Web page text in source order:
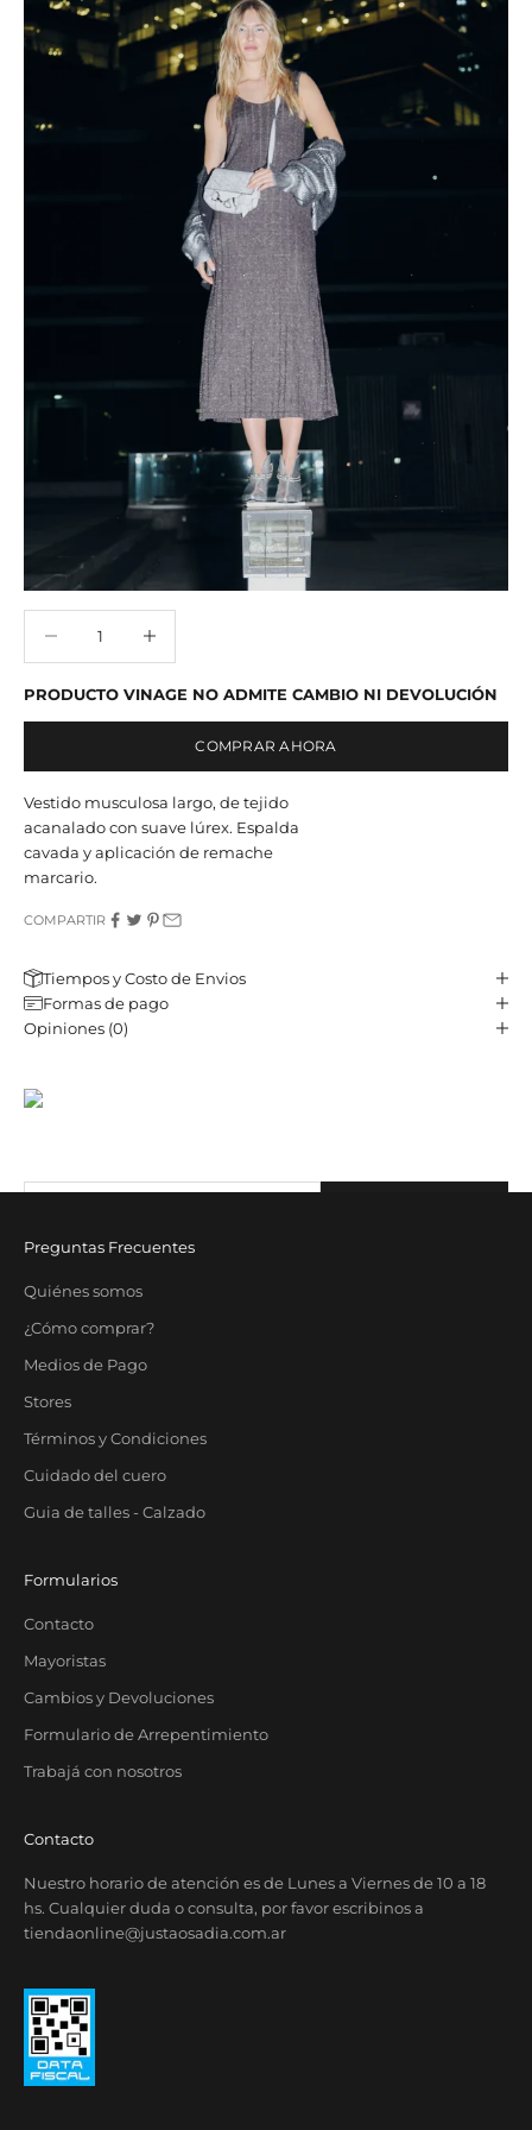
PRODUCTO VINAGE NO ADMITE CAMBIO NI DEVOLUCIÓN
COMPRAR AHORA
Vestido musculosa largo, de tejido
acanalado con suave lúrex. Espalda
cavada y aplicación de remache
marcario.
COMPARTIR
Tiempos y Costo de Envios
Formas de pago
Opiniones (0)
Sé parte de nuestro email-club y recibí contenido y beneficios
Correo electrónico
Preguntas Frecuentes
Quiénes somos
¿Cómo comprar?
Medios de Pago
Stores
Términos y Condiciones
Cuidado del cuero
Guia de talles - Calzado
Formularios
Contacto
Mayoristas
Cambios y Devoluciones
Formulario de Arrepentimiento
Trabajá con nosotros
Contacto
Nuestro horario de atención es de Lunes a Viernes de 10 a 18
hs. Cualquier duda o consulta, por favor escribinos a
tiendaonline@justaosadia.com.ar